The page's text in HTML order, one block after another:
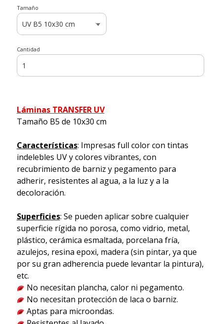
Tamaño
Cantidad
Láminas TRANSFER UV
Tamaño B5 de 10x30 cm
Características: Impresas full color con tintas
indelebles UV y colores vibrantes, con
recubrimiento de barniz y pegamento para
adherir, resistentes al agua, a la luz y a la
decoloración.
Superficies: Se pueden aplicar sobre cualquier
superficie rígida no porosa, como vidrio, metal,
plástico, cerámica esmaltada, porcelana fría,
azulejos, resina epoxi, madera (sin pintar, ya que
por su gran adherencia puede levantar la pintura),
etc.
No necesitan plancha, calor ni pegamento.
No necesitan protección de laca o barniz.
Aptas para microondas.